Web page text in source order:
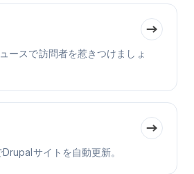
ースで訪問者を惹きつけましょ
サイトを自動更新。